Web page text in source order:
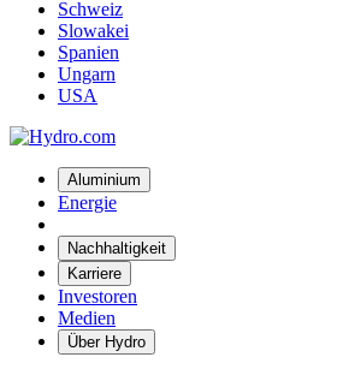
Schweiz
Slowakei
Spanien
Ungarn
USA
Aluminium
Energie
Nachhaltigkeit
Karriere
Investoren
Medien
Über Hydro